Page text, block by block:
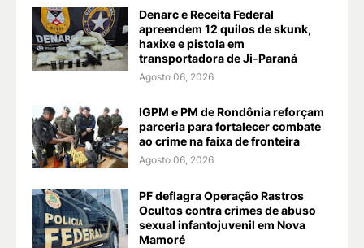
Denarc e Receita Federal
apreendem 12 quilos de skunk,
haxixe e pistola em
transportadora de Ji-Paraná
Agosto 06, 2026
IGPM e PM de Rondônia reforçam
parceria para fortalecer combate
ao crime na faixa de fronteira
Agosto 06, 2026
PF deflagra Operação Rastros
Ocultos contra crimes de abuso
sexual infantojuvenil em Nova
Mamoré